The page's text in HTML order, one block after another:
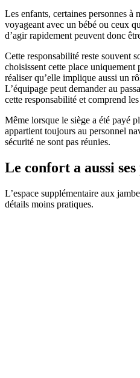
Les enfants, certaines personnes à
voyageant avec un bébé ou ceux
d’agir rapidement peuvent donc
Cette responsabilité reste souvent
choisissent cette place
réaliser qu’elle implique aussi un
L’équipage peut demander au
cette responsabilité et comprend
Même lorsque le siège a été payé
appartient toujours au personnel
sécurité ne sont pas réunies.
Le confort a aussi
L’espace supplémentaire aux
détails moins pratiques.